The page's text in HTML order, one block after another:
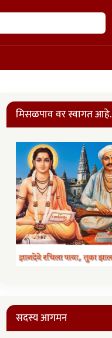
मिसळपाव वर स्वागत आहे.
सदस्य आगमन